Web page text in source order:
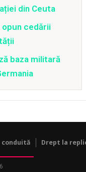
din Ceuta
cedării
baza militară
conduită Drept la